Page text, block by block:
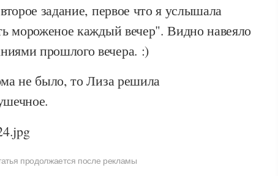
задание, первое что я услышала
мороженое каждый вечер". Видно навеяло
прошлого вечера. :)
не было, то Лиза решила
продолжается после рекламы